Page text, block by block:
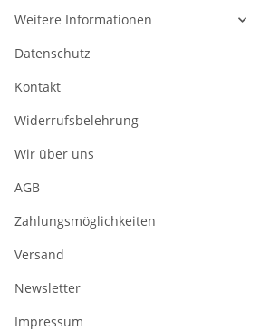
Weitere Informationen
Datenschutz
Kontakt
Widerrufsbelehrung
Wir über uns
AGB
Zahlungsmöglichkeiten
Versand
Newsletter
Impressum